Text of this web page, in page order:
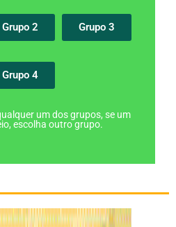
Grupo 2 Grupo 3
Grupo 4
um dos grupos, se um
escolha outro grupo.